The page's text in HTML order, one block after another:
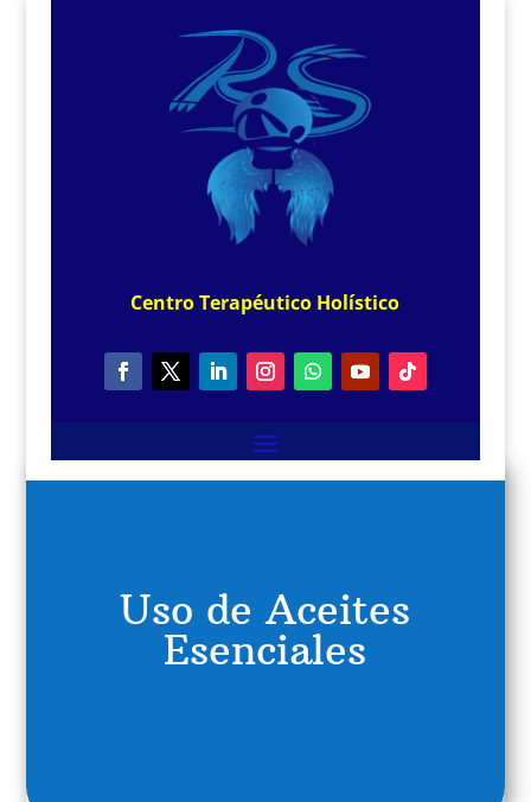
CentroTerapéutico Holístico
Uso de Aceites
Esenciales